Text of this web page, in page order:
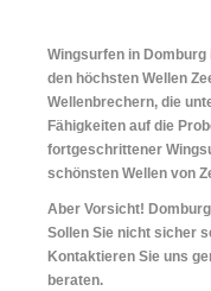
Wingsurfen in
den höchsten Wellen
Wellenbrechern, die
Fähigkeiten auf die
fortgeschrittener
schönsten Wellen von
Aber Vorsicht!
Sollen Sie nicht sicher
Kontaktieren Sie uns
beraten.